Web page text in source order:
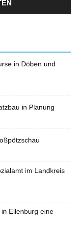
in Döben und
in Planung
im Landkreis
Eilenburg eine